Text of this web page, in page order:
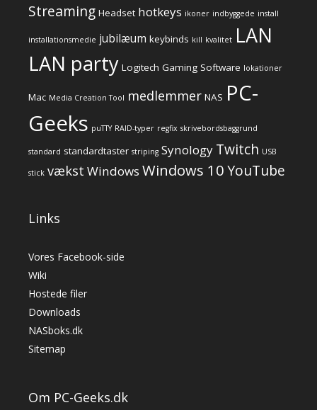
Streaming Headset hotkeys ikoner indbyggede install
installationsmedie jubilæum keybinds kill kvalitet LAN
LAN party Logitech Gaming Software lokationer
Mac Media Creation Tool medlemmer NAS PC-
Geeks puTTY RAID-typer regfix skrivebordsbaggrund
standard standardtaster striping Synology Twitch USB
stick vækst Windows Windows 10YouTube
Links
Vores Facebook-side
Wiki
Hostede filer
Downloads
NASboks.dk
Sitemap
Om PC-Geeks.dk